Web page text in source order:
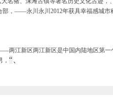
部，——永川永川2012年获具幸福感城市
两江新区两江新区是中国内陆地区第一
“、